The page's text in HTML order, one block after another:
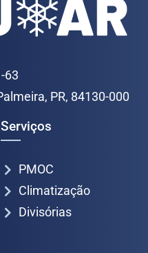
63
PR, 84130-000
Serviços
PMOC
Climatização
Divisórias